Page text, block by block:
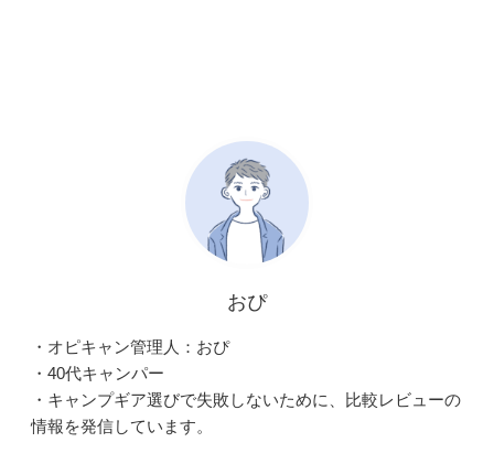
おぴ
・オピキャン管理人：おぴ
・40代キャンパー
・キャンプギア選びで失敗しないために、比較レビューの
情報を発信しています。